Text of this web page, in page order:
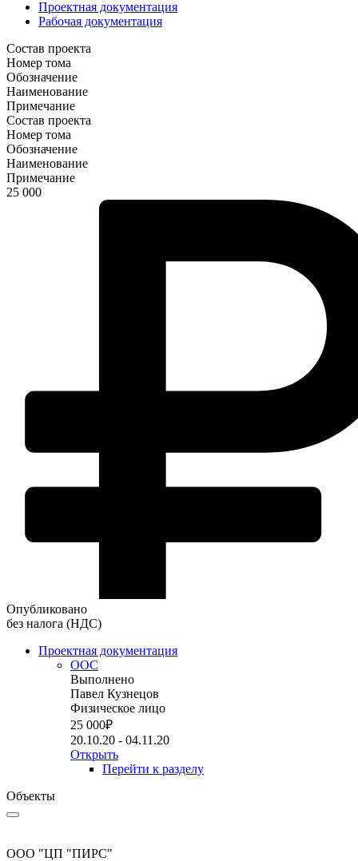
Проектная документация
Рабочая документация
Состав проекта
Номер тома
Обозначение
Наименование
Примечание
Состав проекта
Номер тома
Обозначение
Наименование
Примечание
25 000
Опубликовано
без налога (НДС)
Проектная документация
ООС
Выполнено
Павел Кузнецов
Физическое лицо
25 000₽
20.10.20 - 04.11.20
Открыть
Перейти к разделу
Объекты
ООО "ЦП "ПИРС"